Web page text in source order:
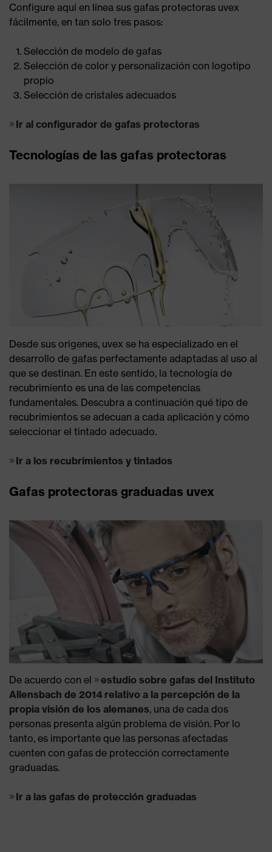
Configure aquí en línea sus gafas protectoras uvex
fácilmente, en tan solo tres pasos:
Selección de modelo de gafas
Selección de color y personalización con logotipo
propio
Selección de cristales adecuados
Ir al configurador de gafas protectoras
Tecnologías de las gafas protectoras
Desde sus orígenes, uvex se ha especializado en el
desarrollo de gafas perfectamente adaptadas al uso al
que se destinan. En este sentido, la tecnología de
recubrimiento es una de las competencias
fundamentales. Descubra a continuación qué tipo de
recubrimientos se adecuan a cada aplicación y cómo
seleccionar el tintado adecuado.
Ir a los recubrimientos y tintados
Gafas protectoras graduadas uvex
De acuerdo con el
estudio sobre gafas del Instituto
Allensbach de 2014 relativo a la percepción de la
propia visión de los alemanes, una de cada dos
personas presenta algún problema de visión. Por lo
tanto, es importante que las personas afectadas
cuenten con gafas de protección correctamente
graduadas.
Ir a las gafas de protección graduadas